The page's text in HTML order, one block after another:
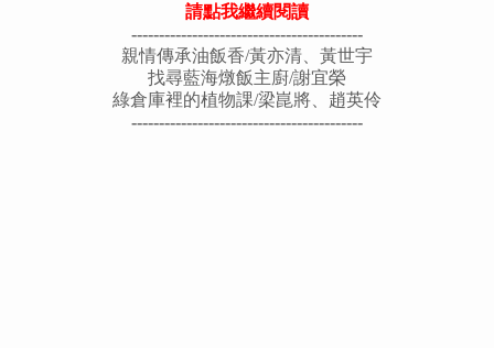
請點我繼續閱讀
------------------------------------------
親情傳承油飯香/黃亦清、黃世宇
找尋藍海燉飯主廚/謝宜榮
綠倉庫裡的植物課/梁崑將、趙英伶
------------------------------------------